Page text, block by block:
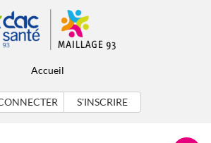
Accueil
S'INSCRIRE